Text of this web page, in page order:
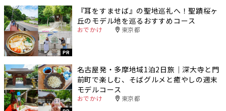
PR
『耳をすませば』の聖地巡礼へ！聖蹟桜ヶ
丘のモデル地を巡るおすすめコース
おでかけ 東京都
名古屋発・多摩地域1泊2日旅｜深大寺と門
前町で楽しむ、そばグルメと癒やしの週末
モデルコース
おでかけ 東京都